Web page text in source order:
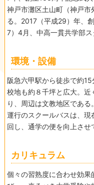
神戸市灘区土山町（神戸
る。2017（平成29）年、
7）4月、中高一貫共学部ス
環境・設備
阪急六甲駅から徒歩で約15
校地も約８千坪と広大。
り、周辺は文教地区であ
運行のスクールバスは、
回し、通学の便を向上させ
カリキュラム
個々の習熟度に合わせ効